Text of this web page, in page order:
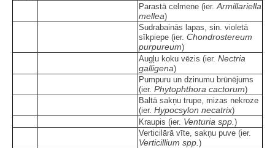
Parastā celmene (ier. Armillariella
mellea)
Sudrabainās lapas, sin. violetā
sīkpiepe (ier. Chondrostereum
purpureum)
Augļu koku vēzis (ier. Nectria
galligena)
Pumpuru un dzinumu brūnējums
(ier. Phytophthora cactorum)
Baltā sakņu trupe, mizas nekroze
(ier. Hypocsylon necatrix)
Kraupis (ier. Venturia spp. )
Verticilārā vīte, sakņu puve (ier.
Verticillium spp. )